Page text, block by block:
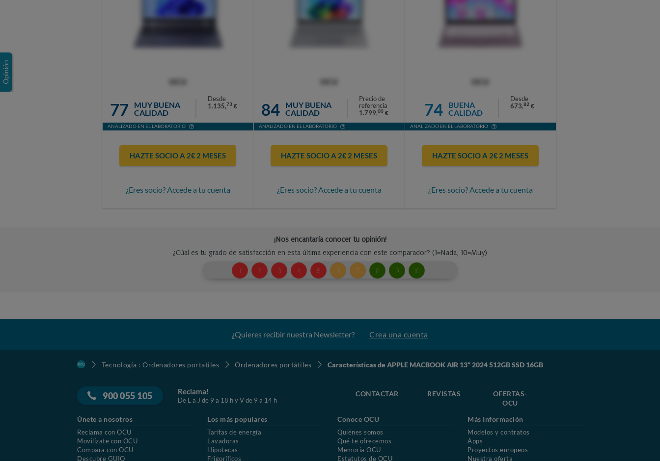
77
MUY BUENA
CALIDAD
Desde
1.135,73 €
ANALIZADO EN EL LABORATORIO
HAZTE SOCIO A 2€ 2 MESES
¿Eres socio? Accede a tu cuenta
84
MUY BUENA
CALIDAD
Precio de
referencia
1.799,00 €
ANALIZADO EN EL LABORATORIO
HAZTE SOCIO A 2€ 2 MESES
¿Eres socio? Accede a tu cuenta
74
BUENA
CALIDAD
Desde
673,82 €
ANALIZADO EN EL LABORATORIO
HAZTE SOCIO A 2€ 2 MESES
¿Eres socio? Accede a tu cuenta
¿Quieres recibir nuestra Newsletter? Crea una cuenta
Tecnología : Ordenadores portatiles Ordenadores portátiles Características de APPLE MACBOOK AIR 13" 2024 512GB SSD 16GB
900 055 105 Reclama!
De L a J de 9 a 18 h y V de 9 a 14 h
CONTACTAR REVISTAS
OFERTAS-
OCU
Únete a nosotros
Reclama con OCU
Movilízate con OCU
Compara con OCU
Descubre GUIO
Los más populares
Tarifas de energía
Lavadoras
Hipotecas
Frigoríficos
Conoce OCU
Quiénes somos
Qué te ofrecemos
Memoria OCU
Estatutos de OCU
Más Información
Modelos y contratos
Apps
Proyectos europeos
Nuestra oferta